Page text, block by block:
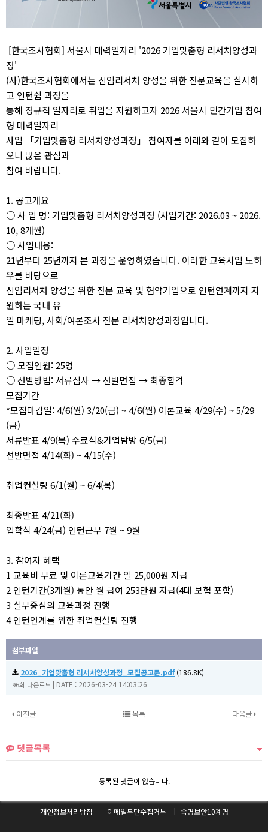
[한국조사협회] 서울시 매력일자리 '2026 기업맞춤형 리서처양성과
정'
(사)한국조사협회에서는 신임리서처 양성을 위한 전문교육을 실시하
고 인턴쉽 과정을
통해 정규직 일자리로 취업을 지원하고자 2026 서울시 민간기업 참여
형 매력일자리
사업 「기업맞춤형 리서처양성과정」 참여자를 아래와 같이 모집하
오니 많은 관심과
참여 바랍니다.
1. 공고개요
○ 사 업 명: 기업맞춤형 리서처양성과정 (사업기간: 2026.03 ~ 2026.
10, 8개월)
○ 사업내용:
21년부터 25년까지 본 과정을 운영하였습니다. 이러한 교육사업 노하
우를 바탕으로
신임리서처 양성을 위한 전문 교육 및 협약기업으로 인턴연계까지 지
원하는 국내 유
일 마케팅, 사회/여론조사 전문 리서처양성과정입니다.
2. 사업일정
○ 모집인원: 25명
○ 선발방법: 서류심사 → 선발면접 → 최종합격
모집기간
*모집마감일: 4/6(월) 3/20(금) ~ 4/6(월) 이론교육 4/29(수) ~ 5/29
(금)
서류발표 4/9(목) 수료식&기업탐방 6/5(금)
선발면접 4/14(화) ~ 4/15(수)
취업컨설팅 6/1(월) ~ 6/4(목)
최종발표 4/21(화)
입학식 4/24(금) 인턴근무 7월 ~ 9월
3. 참여자 혜택
1 교육비 무료 및 이론교육기간 일 25,000원 지급
2 인턴기간(3개월) 동안 월 급여 253만원 지급(4대 보험 포함)
3 실무중심의 교육과정 진행
4 인턴연계를 위한 취업컨설팅 진행
첨부파일
2026_기업맞춤형 리서처양성과정_모집공고문.pdf(186.8K)
96회 다운로드 | DATE : 2026-03-24 14:03:26
이전글 다음글
목록
댓글목록
등록된 댓글이 없습니다.
개인정보처리방침 이메일무단수집거부 숙명보안10계명